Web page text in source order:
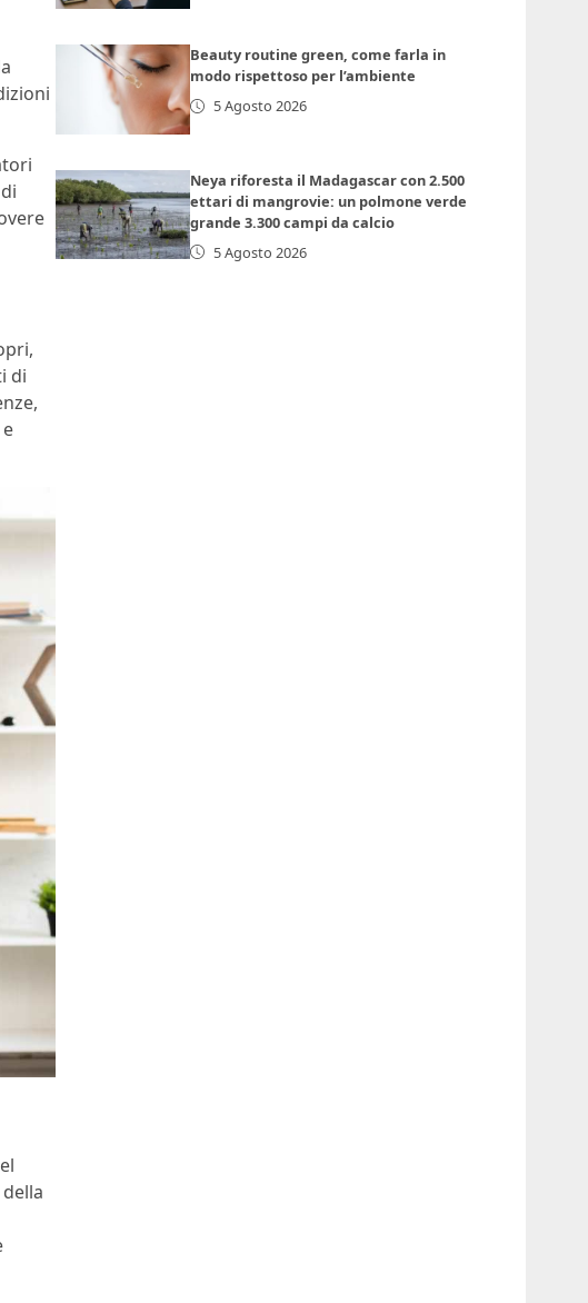
di
Beauty routine green, come farla in
modo rispettoso per l’ambiente
5 Agosto 2026
Neya riforesta il Madagascar con 2.500
ettari di mangrovie: un polmone verde
grande 3.300 campi da calcio
5 Agosto 2026